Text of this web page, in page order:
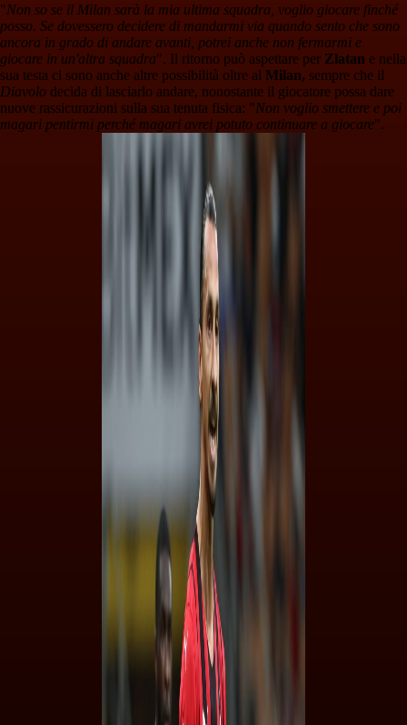
"Non so se il Milan sarà la mia ultima squadra, voglio giocare finché
posso. Se dovessero decidere di mandarmi via quando sento che sono
ancora in grado di andare avanti, potrei anche non fermarmi e
giocare in un'altra squadra". Il ritorno può aspettare per Zlatan e nella
sua testa ci sono anche altre possibilità oltre al Milan, sempre che il
Diavolo decida di lasciarlo andare, nonostante il giocatore possa dare
nuove rassicurazioni sulla sua tenuta fisica: "Non voglio smettere e poi
magari pentirmi perché magari avrei potuto continuare a giocare".